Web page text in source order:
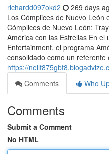
richardd097okd2 269 days
Los Cómplices de Nuevo León
Cómplices de Nuevo León:
América con las Estrellas En el
Entertainment, el programa
consolidado como un
https://
Comments
Who
Comments
Submit a Comment
No HTML